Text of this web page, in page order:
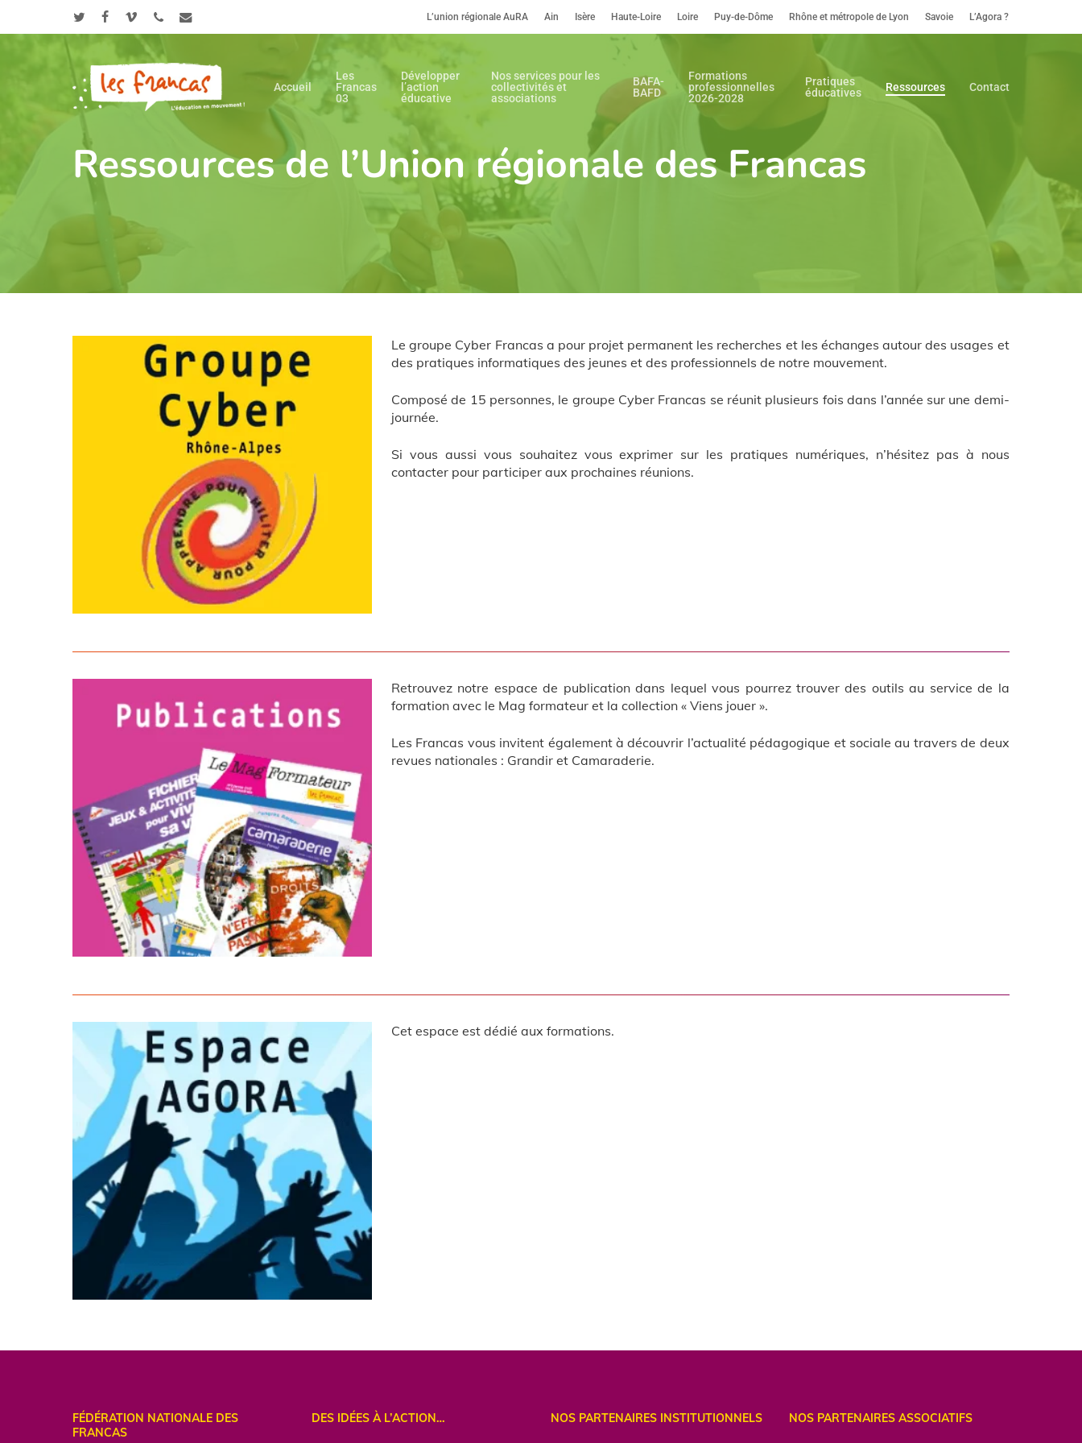
Panneau de gestion des cookies L’union régionale AuRA Ain Isère Haute-Loire Loire Puy-de-Dôme Rhône et métropole de Lyon Savoie L’Agora ?
Accueil
Les
Francas
03
Développer
l’action
éducative
Nos services pour les
collectivités et
associations
BAFA-
BAFD
Formations
professionnelles
2026-2028
Pratiques
éducatives
Ressources Contact
Ressources de l’Union régionale des Francas
Le groupe Cyber Francas a pour projet permanent les recherches et les échanges autour des usages et
des pratiques informatiques des jeunes et des professionnels de notre mouvement.
Composé de 15 personnes, le groupe Cyber Francas se réunit plusieurs fois dans l’année sur une demi-
journée.
Si vous aussi vous souhaitez vous exprimer sur les pratiques numériques, n’hésitez pas à nous
contacter pour participer aux prochaines réunions.
Retrouvez notre espace de publication dans lequel vous pourrez trouver des outils au service de la
formation avec le Mag formateur et la collection « Viens jouer ».
Les Francas vous invitent également à découvrir l’actualité pédagogique et sociale au travers de deux
revues nationales : Grandir et Camaraderie.
Cet espace est dédié aux formations.
FÉDÉRATION NATIONALE DES
FRANCAS
DES IDÉES À L’ACTION… NOS PARTENAIRES INSTITUTIONNELS NOS PARTENAIRES ASSOCIATIFS